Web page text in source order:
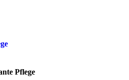
Pflege